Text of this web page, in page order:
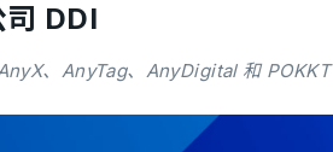
DDI
、AnyTag、AnyDigital 和 POKKT